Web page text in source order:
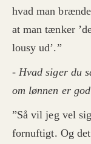
hvad man
at man tænker
lousy ud’.”
- Hvad siger du
om lønnen er
”Så vil jeg vel
fornuftigt. Og